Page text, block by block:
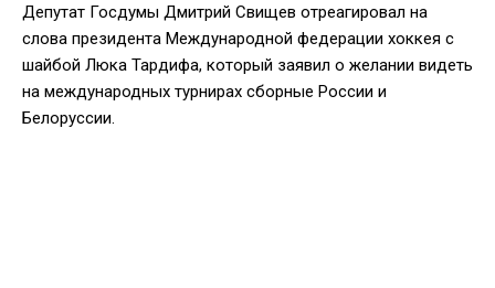
Депутат Госдумы Дмитрий Свищев отреагировал на
слова президента Международной федерации хоккея с
шайбой Люка Тардифа, который заявил о желании видеть
на международных турнирах сборные России и
Белоруссии.